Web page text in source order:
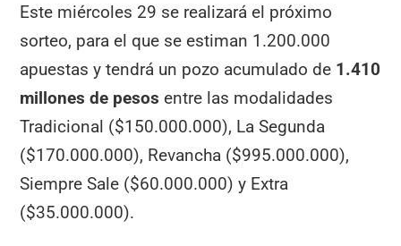
Este miércoles 29 se realizará el próximo
sorteo, para el que se estiman 1.200.000
apuestas y tendrá un pozo acumulado de 1.410
millones de pesos entre las modalidades
Tradicional ($150.000.000), La Segunda
($170.000.000), Revancha ($995.000.000),
Siempre Sale ($60.000.000) y Extra
($35.000.000).